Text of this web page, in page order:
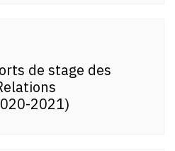
de stage des
2021)